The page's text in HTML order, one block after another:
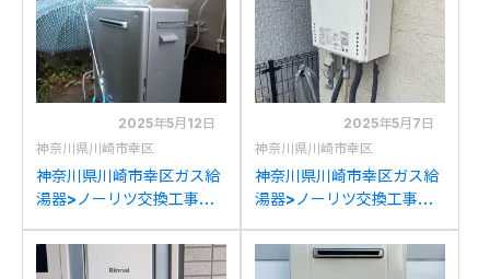
リツGTH-2454AW3H-
HBLへの交換
らリンナイRUFH-
A2400AT2-3(A)への交換
2025年5月12日
神奈川県川崎市幸区
神奈川県川崎市幸区ガス給
湯器>ノーリツ交換工事施
2452ARXからノーリツ
GT-C2072AR BLへの交換
2025年5月7日
神奈川県川崎市幸区
神奈川県川崎市幸区ガス給
湯器>ノーリツ交換工事施
2428SAWXからノーリツ
GT-2470SAW BLへの交